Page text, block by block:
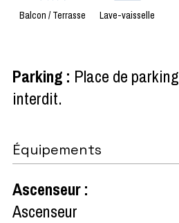
Balcon / Terrasse Lave-vaisselle
Parking : Place de parking
interdit
Équipements
Ascenseur:
Ascenseur